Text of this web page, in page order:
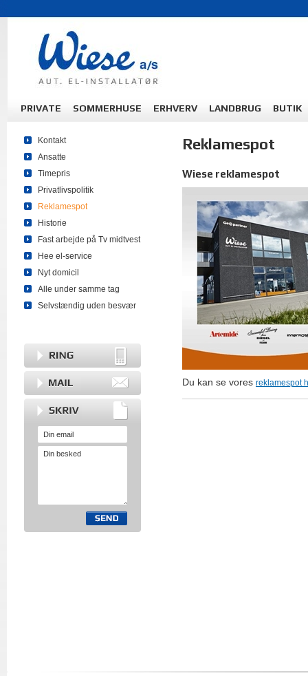
PRIVATE SOMMERHUSE ERHVERV LANDBRUG BUTIK
Kontakt
Ansatte
Timepris
Privatlivspolitik
Reklamespot
Historie
Fast arbejde på Tv midtvest
Hee el-service
Nyt domicil
Alle under samme tag
Selvstændig uden besvær
Reklamespot
Wiese reklamespot
Du kan se vores reklamespot